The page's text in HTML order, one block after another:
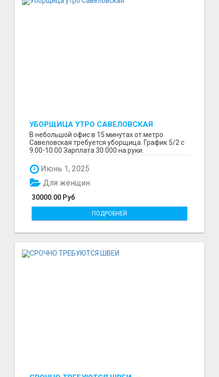
УБОРЩИЦА УТРО САВЕЛОВСКАЯ
В небольшой офис в 15 минутах от метро
Савеловская требуется уборщица. График 5/2 с
9.00-10.00 Зарплата 30 000 на руки.
Июнь 1, 2025
30000.00 Руб
Для женщин
ПОДРОБНЕЙ